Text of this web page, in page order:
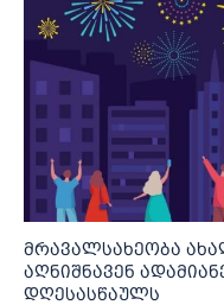
მრავალსახეობა
აღნიშნავენ
დღესასწაულს